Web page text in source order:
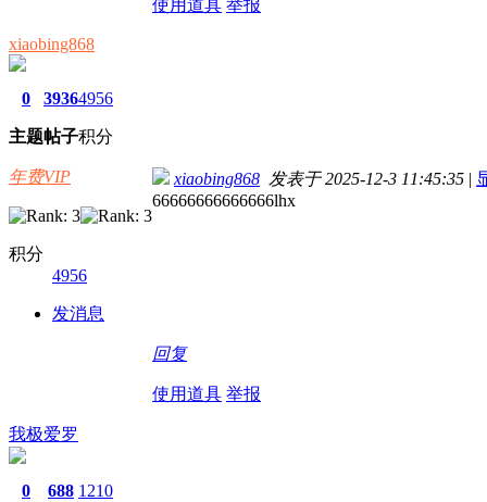
使用道具 举报
xiaobing868
0
主题
3936
帖子
4956
积分
年费VIP
积分
4956
发消息
xiaobing868 发表于 2025-12-3 11:45:35 |
66666666666666lhx
回复
使用道具 举报
我极爱罗
0 688 1210